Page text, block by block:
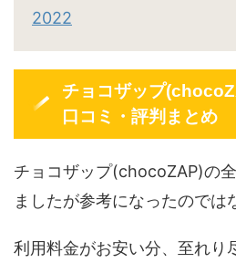
2022
チョコザップ
口コミ・評判まとめ
チョコザップ(chocoZAP)の
ましたが参考になったのでは
利用料金がお安い分、至れり